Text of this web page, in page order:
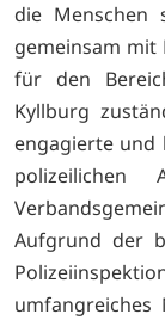
die
gemeinsam mit
für den
Kyllburg
engagierte und
polizeilichen
Aufgrund der